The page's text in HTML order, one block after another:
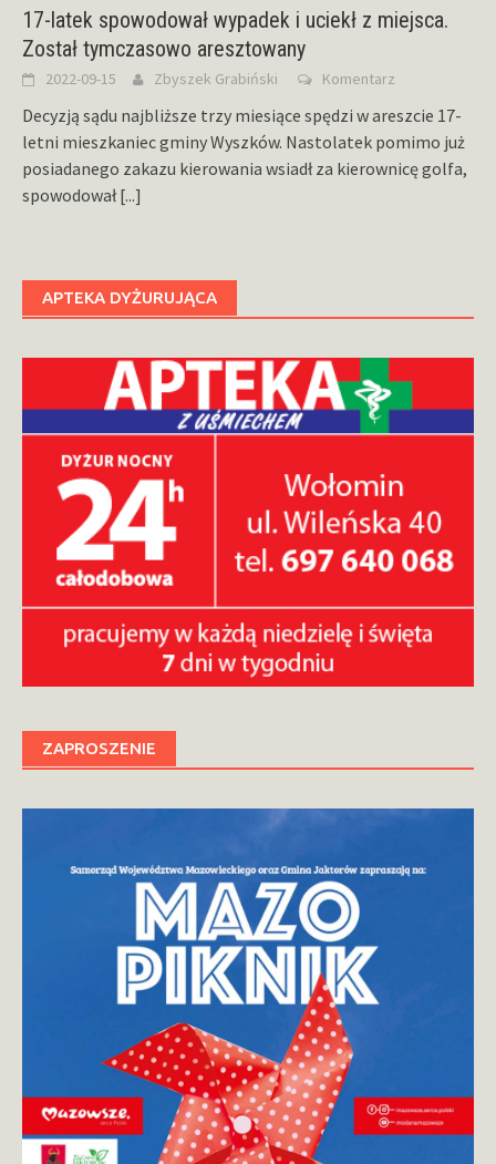
17-latek spowodował wypadek i uciekł z miejsca.
Został tymczasowo aresztowany
2022-09-15 Zbyszek Grabiński Komentarz
Decyzją sądu najbliższe trzy miesiące spędzi w areszcie 17-
letni mieszkaniec gminy Wyszków. Nastolatek pomimo już
posiadanego zakazu kierowania wsiadł za kierownicę golfa,
spowodował[...]
APTEKA DYŻURUJĄCA
ZAPROSZENIE